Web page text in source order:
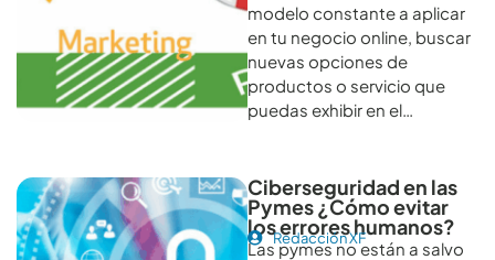
modelo constante a aplicar
en tu negocio online, buscar
nuevas opciones de
productos o servicio que
puedas exhibir en el…
Ciberseguridad en las
Pymes ¿Cómo evitar
los errores humanos?
Redacción XF
Las pymes no están a salvo